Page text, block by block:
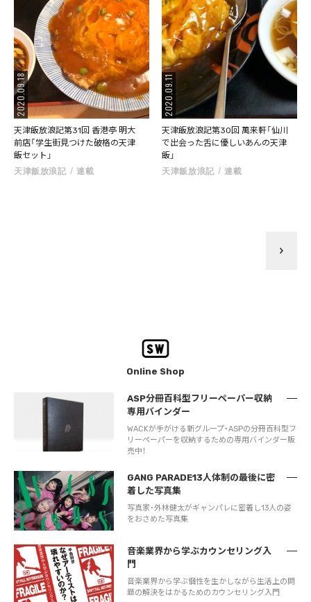
2020.09.18
天津飯放浪記第31回 香港亭 明大
前店「学生街見つけた破格の天津
飯セット」
天津飯放浪記 連載
2020.09.11
天津飯放浪記第30回 萬来軒「仙川
で出会った舌に優しいあんの天津
飯」
天津飯放浪記 連載
Online Shop
ASP分冊百科型フリーペーパー収納
専用バインダー
WACKが手がける新グループ・ASPの分冊百科型フ
リーペーパーを収納するための専用バインダー販
売中！
GANG PARADE13人体制の最後に密
着した写真集
写真家・外林健太がギャンパレに密着し13人の姿
をおさめた写真集
音楽業界から学ぶカウンセリング入
門
音楽業界から学ぶ個性を生かしながら生活上の問
題の解決をはかるためのカウンセリング入門